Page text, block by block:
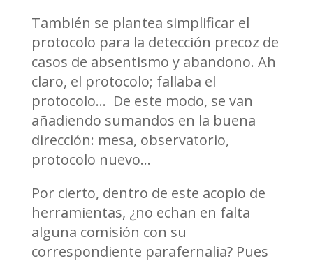
También se plantea simplificar el
protocolo para la detección precoz de
casos de absentismo y abandono. Ah
claro, el protocolo; fallaba el
protocolo… De este modo, se van
añadiendo sumandos en la buena
dirección: mesa, observatorio,
protocolo nuevo…
Por cierto, dentro de este acopio de
herramientas, ¿no echan en falta
alguna comisión con su
correspondiente parafernalia? Pues